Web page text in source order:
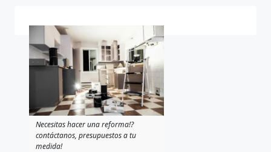
Necesitas hacer una reforma!?
contáctanos, presupuestos a tu
medida!